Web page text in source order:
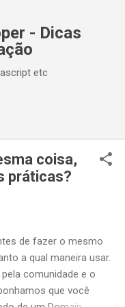
- Dicas
etc
coisa,
práticas?
de fazer o mesmo
a qual maneira usar.
comunidade e o
que você